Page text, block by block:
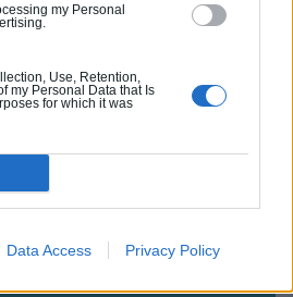
my Personal
Use, Retention,
my Personal Data that Is
for which it was
Data Access Privacy Policy
des murs intérieurs, Gros œuvre, Plâtre traditionnel, Chauffage Fioul, Bétons cirés